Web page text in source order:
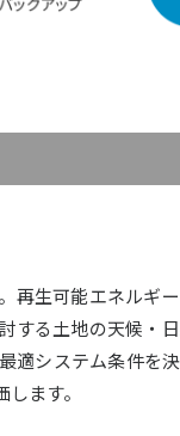
再生可能エネルギ
する土地の天候・
適システム条件を
ます。